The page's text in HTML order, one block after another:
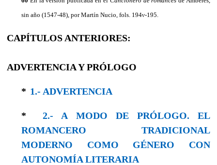
sin año (1547-48), por Martín Νucio, fols. 194ν-195.
CAPÍTULOS ANTERIORES:
ADVERTENCIA Y PRÓLOGO
* 1.- ADVERTENCIA
*2.- A MODO DE PRÓLOGO. EL
ROMANCERO TRADICIONAL
MODERNO COMO GÉNERO CON
AUTONOMÍA LITERARIA